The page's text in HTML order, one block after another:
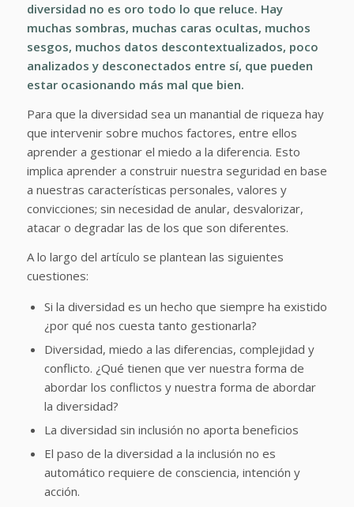
diversidad no es oro todo lo que reluce. Hay
muchas sombras, muchas caras ocultas, muchos
sesgos, muchos datos descontextualizados, poco
analizados y desconectados entre sí, que pueden
estar ocasionando más mal que bien.
Para que la diversidad sea un manantial de riqueza hay
que intervenir sobre muchos factores, entre ellos
aprender a gestionar el miedo a la diferencia. Esto
implica aprender a construir nuestra seguridad en base
a nuestras características personales, valores y
convicciones; sin necesidad de anular, desvalorizar,
atacar o degradar las de los que son diferentes.
A lo largo del artículo se plantean las siguientes
cuestiones:
Si la diversidad es un hecho que siempre ha existido
¿por qué nos cuesta tanto gestionarla?
Diversidad, miedo a las diferencias, complejidad y
conflicto. ¿Qué tienen que ver nuestra forma de
abordar los conflictos y nuestra forma de abordar
la diversidad?
La diversidad sin inclusión no aporta beneficios
El paso de la diversidad a la inclusión no es
automático requiere de consciencia, intención y
acción.